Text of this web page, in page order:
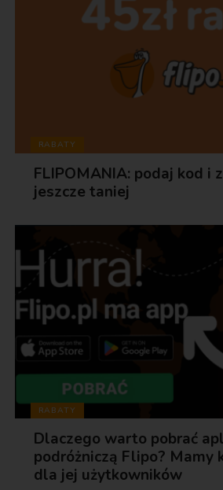
RABATY
FLIPOMANIA: podaj kod i
jeszcze taniej
RABATY
Dlaczego warto pobrać
podróżniczą Flipo? Mamy
dla jej użytkowników